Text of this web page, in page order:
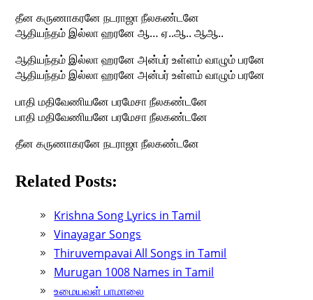
தீன கருணாகரனே நடராஜா நீலகண்டனே
ஆதியந்தம் இல்லா ஹரனே ஆ… ஏ..ஆ.. ஆஆ..
ஆதியந்தம் இல்லா ஹரனே அன்பர் உள்ளம் வாழும் பரனே
ஆதியந்தம் இல்லா ஹரனே அன்பர் உள்ளம் வாழும் பரனே
பாதி மதிவேணியனே பரமேசா நீலகண்டனே
பாதி மதிவேணியனே பரமேசா நீலகண்டனே
தீன கருணாகரனே நடராஜா நீலகண்டனே
Related Posts:
Krishna Song Lyrics in Tamil
Vinayagar Songs
Thiruvempavai All Songs in Tamil
Murugan 1008 Names in Tamil
உமையவள் பாமாலை